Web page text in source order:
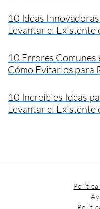
10 Ideas
Levantar el Existente
10 Errores Comunes
Cómo Evitarlos para
10 Increíbles Ideas
Levantar el Existente
Política